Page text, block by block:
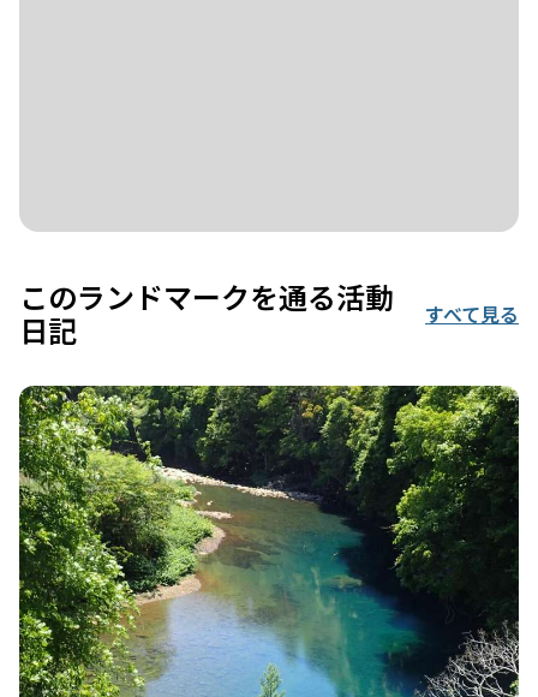
このランドマークを通る活動
日記
すべて見る